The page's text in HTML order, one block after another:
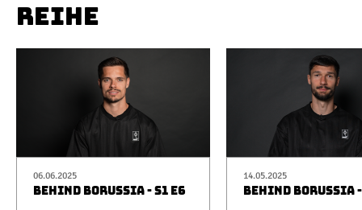
REIHE
06.06.2025
BEHIND BORUSSIA - S1 E6
14.05.2025
BEHIND BORUSSIA